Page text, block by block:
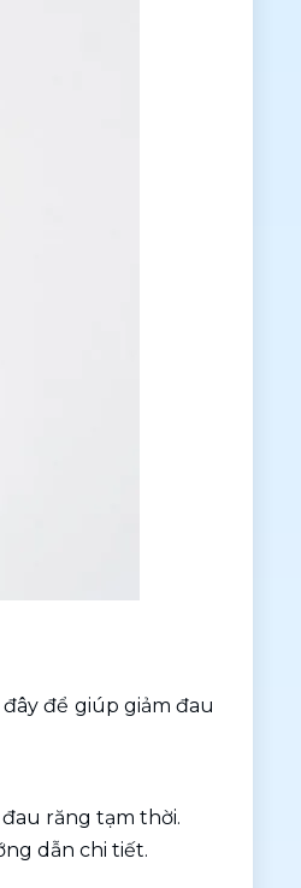
để giúp giảm đau
răng tạm thời.
dẫn chi tiết.